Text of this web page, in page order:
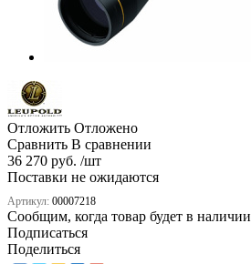
Отложить Отложено
Сравнить В сравнении
36 270 руб. /шт
Поставки не ожидаются
Артикул: 00007218
Сообщим, когда товар будет в наличии
Подписаться
Поделиться